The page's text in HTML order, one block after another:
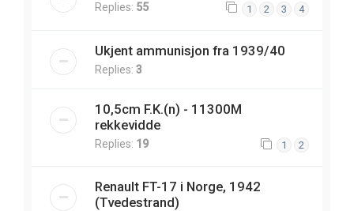
Replies: 55 1 2 3 4
Ukjent ammunisjon fra 1939/40
Replies: 3
10,5cm F.K.(n) - 11300M
rekkevidde
Replies: 19 1 2
Renault FT-17 i Norge, 1942
(Tvedestrand)